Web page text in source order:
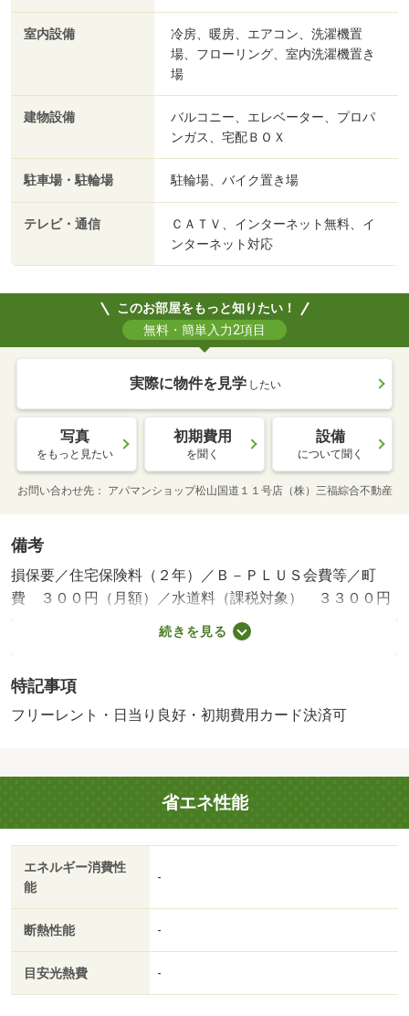
室内設備
冷房、暖房、エアコン、洗濯機置
場、フローリング、室内洗濯機置き
場
建物設備
バルコニー、エレベーター、プロパ
ンガス、宅配ＢＯＸ
駐車場・駐輪場 駐輪場、バイク置き場
テレビ・通信
ＣＡＴＶ、インターネット無料、イ
ンターネット対応
このお部屋をもっと知りたい！
無料・簡単入力2項目
実際に物件を見学 したい
写真
をもっと見たい
初期費用
を聞く
設備
について聞く
お問い合わせ先 アパマンショップ松山国道１１号店（株）三福綜合不動産
備考
損保要／住宅保険料（２年）／Ｂ－ＰＬＵＳ会費等／町
費 ３００円（月額）／水道料（課税対象） ３３００円
（月額）／家賃保証料（課税） ２２００円（月額）／保
証会社利用必：初回保証料不要・月額２，２００円（税
対：３３，０００円※故意・過失等別途実費］家賃振替手
数料３３０円／月 保証会社：ナップ・全保連・オリコ・
ング／ＴＶインターホン／オートロック／室内洗濯置／陽
当り良好／シューズボックス／南向き／温水洗浄便座／脱
衣所／エレベーター／駐輪場／宅配ボックス／ＣＡＴＶ／
礼金不要／敷金不要／防犯カメラ／ＣＡＴＶインターネッ
ト／バイク置場／２沿線利用可／駅まで平坦／ネット使用
料不要／フリーレント／２４時間換気システム／平坦地／
分以内／プロパンガス／南面バルコニー／玄関収納／高速
ネット対応／敷金・礼金不要／保証会社利用可／ＩＴ重
説 対応物件／ＬＧＢＴフレンドリー／初期費用カード決
続きを見る
特記事項
フリーレント・日当り良好・初期費用カード決済可
省エネ性能
エネルギー消費性
能
-
断熱性能 -
目安光熱費 -